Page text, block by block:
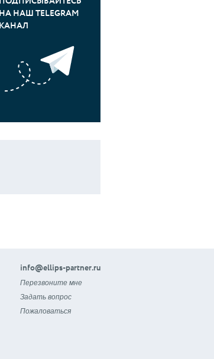
НА НАШ TELEGRAM
КАНАЛ
info@ellips-partner.ru
Перезвоните мне
Задать вопрос
Пожаловаться